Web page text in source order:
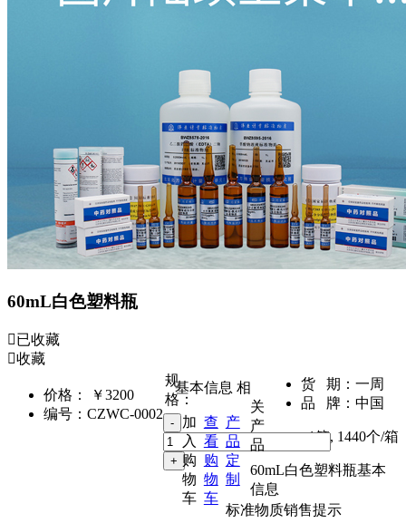
60mL白色塑料瓶
已收藏
收藏
价格：
￥3200
编号： CZWC-0002
货 期： 一周
品 牌： 中国
规
格：
1箱, 1440个/箱
加
入
购
物
车
查
看
购
物
车
产
品
定
制
基本信息 相
关
产
品
60mL白色塑料瓶基本
信息
标准物质销售提示